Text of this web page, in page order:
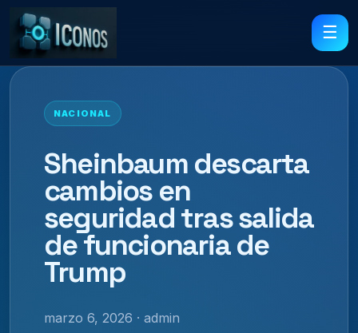
☰
NACIONAL
Sheinbaum descarta
cambios en
seguridad tras salida
de funcionaria de
Trump
marzo 6, 2026 · admin